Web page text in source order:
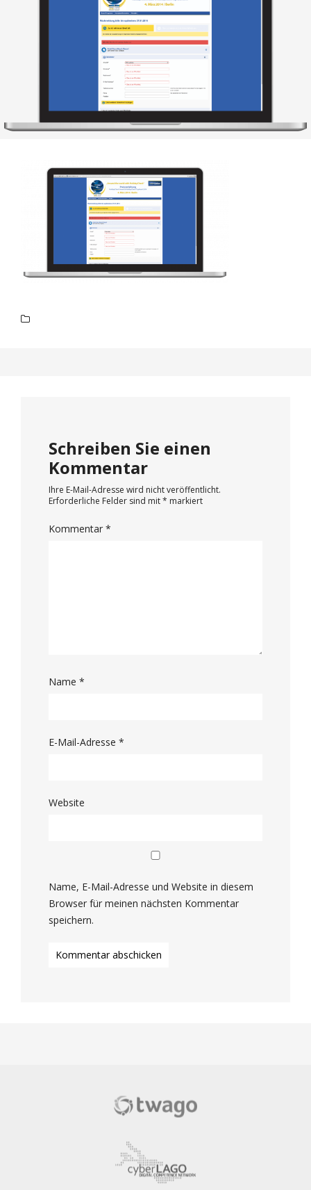
Schreiben Sie einen
Kommentar
Ihre E-Mail-Adresse wird nicht veröffentlicht.
Erforderliche Felder sind mit* markiert
Kommentar *
Name *
E-Mail-Adresse *
Website
Name, E-Mail-Adresse und Website in diesem
Browser für meinen nächsten Kommentar
speichern.